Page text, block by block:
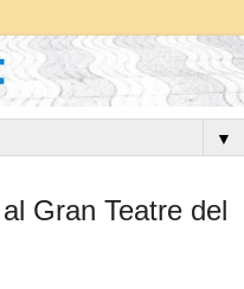
▼
Gran Teatre del